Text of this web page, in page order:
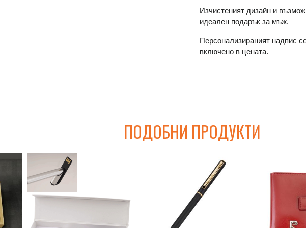
Изчистеният дизайн и
идеален подарък за мъж.
Персонализираният надпис
включено в цената.
ПОДОБНИ ПРОДУКТИ